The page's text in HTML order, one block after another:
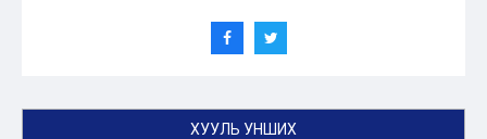
ХУУЛЬ УНШИХ